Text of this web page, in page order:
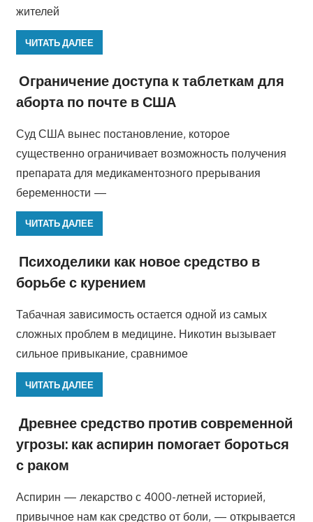
жителей
ЧИТАТЬ ДАЛЕЕ
Ограничение доступа к таблеткам для
аборта по почте в США
Суд США вынес постановление, которое
существенно ограничивает возможность получения
препарата для медикаментозного прерывания
беременности —
ЧИТАТЬ ДАЛЕЕ
Психоделики как новое средство в
борьбе с курением
Табачная зависимость остается одной из самых
сложных проблем в медицине. Никотин вызывает
сильное привыкание, сравнимое
ЧИТАТЬ ДАЛЕЕ
Древнее средство против современной
угрозы: как аспирин помогает бороться
с раком
Аспирин — лекарство с 4000-летней историей,
привычное нам как средство от боли, — открывается